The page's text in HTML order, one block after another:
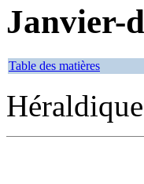
Janvier-
Table des matières